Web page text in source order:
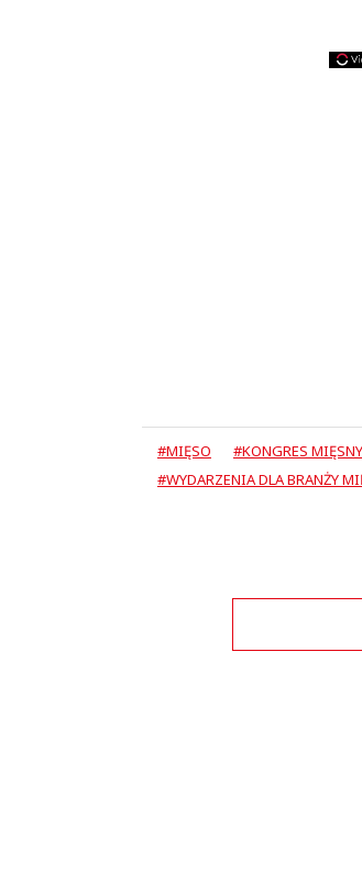
#MIĘSO #KONGRES
#WYDARZENIA DLA BRANŻY